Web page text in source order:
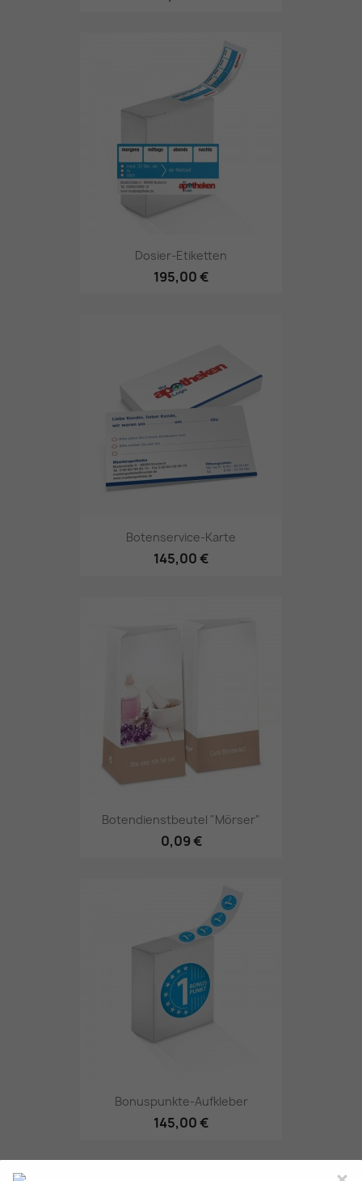
Dosier-Etiketten
195,00 €
Botenservice-Karte
145,00 €
Botendienstbeutel "Mörser"
0,09 €
Bonuspunkte-Aufkleber
145,00 €